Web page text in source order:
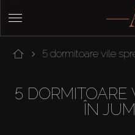
5 dormitoare vile
5 DORMITOARE
ÎN